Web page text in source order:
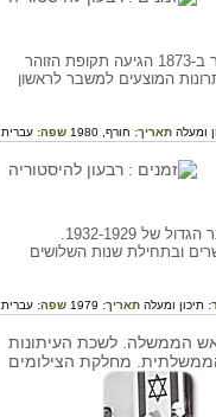
הרייך השני הוקם בעיצומה של תקופת גאות כלכלית ולאחר הניצחון של פרוסיה על צרפת אבל תוך זמן קצר ב-1873 הגיעה תקופת הזוהר
המוצעים למשבר לראשון
ומעלה תאריך: חורף, 1980 שפה: עברית
ניתוח הזעזועים הכלכליים שפקדו את גרמניה בתקופת רפובליקת ויימר: האינפלציה של 1923-1919 והמשבר הגדול של 1932-1929.
ובתחילת שנות השלושים
תיכון ומעלה תאריך: 1979 שפה: עברית